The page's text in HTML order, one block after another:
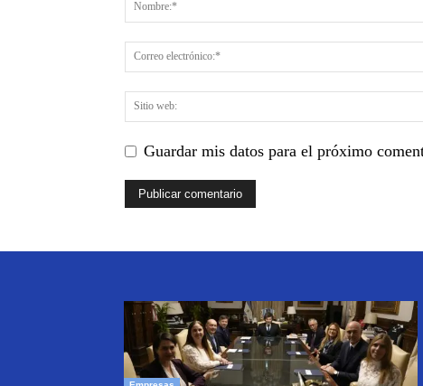
Guardar mis datos para el próximo